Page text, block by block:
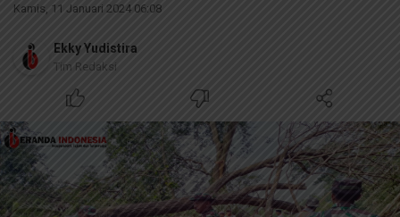
Kamis, 11 Januari 2024 06:08
Ekky Yudistira
Tim Redaksi